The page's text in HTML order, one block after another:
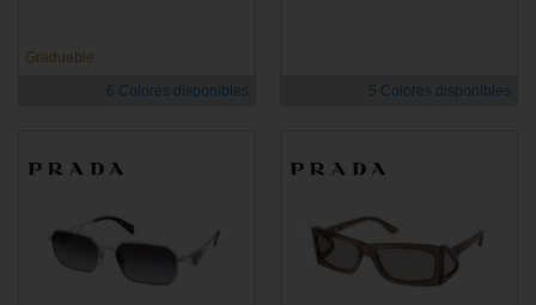
Graduable
6 Colores disponibles
5 Colores disponibles